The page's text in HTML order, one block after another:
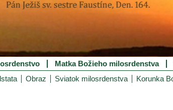
Matka Božieho milosrdenstva
Obraz Sviatok milosrdenstva Korunka